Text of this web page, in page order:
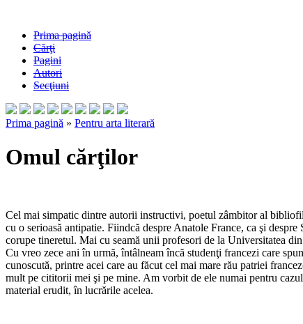
Prima pagină
Cărţi
Pagini
Autori
Secţiuni
Prima pagină » Pentru arta literară
Omul cărţilor
Cel mai simpatic dintre autorii instructivi, poetul zâmbitor al
cu o serioasă antipatie. Fiindcă despre Anatole France, ca şi
corupe tineretul. Mai cu seamă unii profesori de la Universitatea
Cu vreo zece ani în urmă, întâlneam încă studenţi francezi care
cunoscută, printre acei care au făcut cel mai mare rău patriei
mult pe cititorii mei şi pe mine. Am vorbit de ele numai pentru
material erudit, în lucrările acelea.